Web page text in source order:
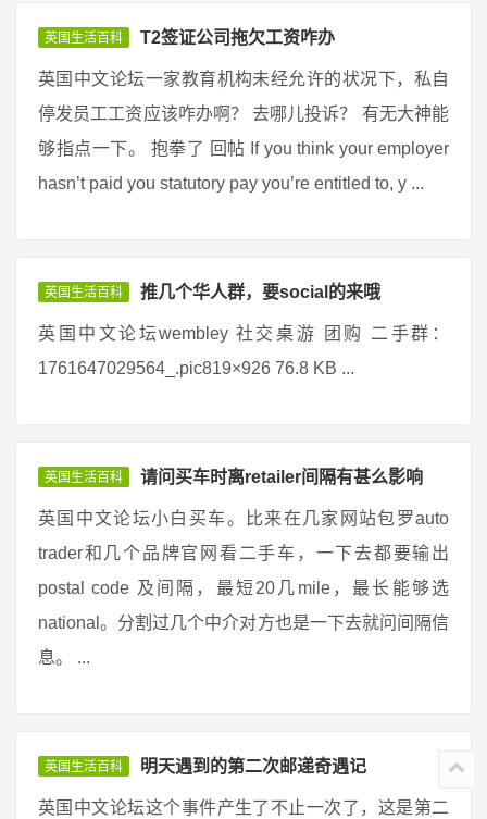
英国生活百科 T2签证公司拖欠工资咋办
英国中文论坛一家教育机构未经允许的状况下，私自
停发员工工资应该咋办啊？ 去哪儿投诉？ 有无大神能
够指点一下。 抱拳了 回帖 If you think your employer
hasn’t paid you statutory pay you’re entitled to, y ...
英国生活百科 推几个华人群，要social的来哦
英国中文论坛wembley 社交桌游 团购 二手群：
1761647029564_.pic819×926 76.8 KB ...
英国生活百科 请问买车时离retailer间隔有甚么影响
英国中文论坛小白买车。比来在几家网站包罗auto
trader和几个品牌官网看二手车，一下去都要输出
postal code 及间隔，最短20几mile，最长能够选
national。分割过几个中介对方也是一下去就问间隔信
息。 ...
英国生活百科 明天遇到的第二次邮递奇遇记
英国中文论坛这个事件产生了不止一次了，这是第二